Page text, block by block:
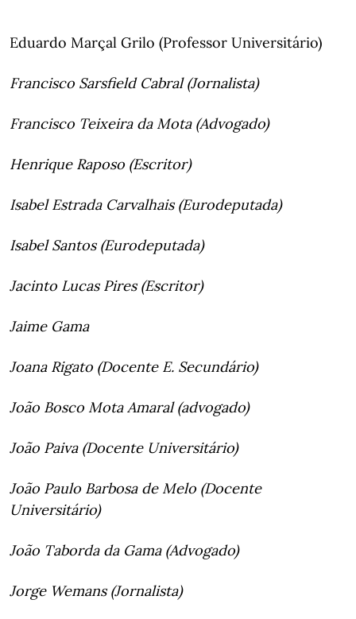
Eduardo Marçal Grilo (Professor Universitário)
Francisco Sarsfield Cabral (Jornalista)
Francisco Teixeira da Mota (Advogado)
Henrique Raposo (Escritor)
Isabel Estrada Carvalhais (Eurodeputada)
Isabel Santos (Eurodeputada)
Jacinto Lucas Pires (Escritor)
Jaime Gama
Joana Rigato (Docente E. Secundário)
João Bosco Mota Amaral (advogado)
João Paiva (Docente Universitário)
João Paulo Barbosa de Melo (Docente
Universitário)
João Taborda da Gama (Advogado)
Jorge Wemans (Jornalista)